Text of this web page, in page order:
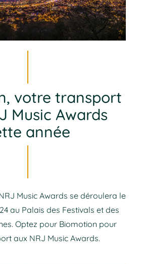
votre transport
Music Awards
année
Music Awards se déroulera le
au Palais des Festivals et des
Optez pour Biomotion pour
aux NRJ Music Awards.